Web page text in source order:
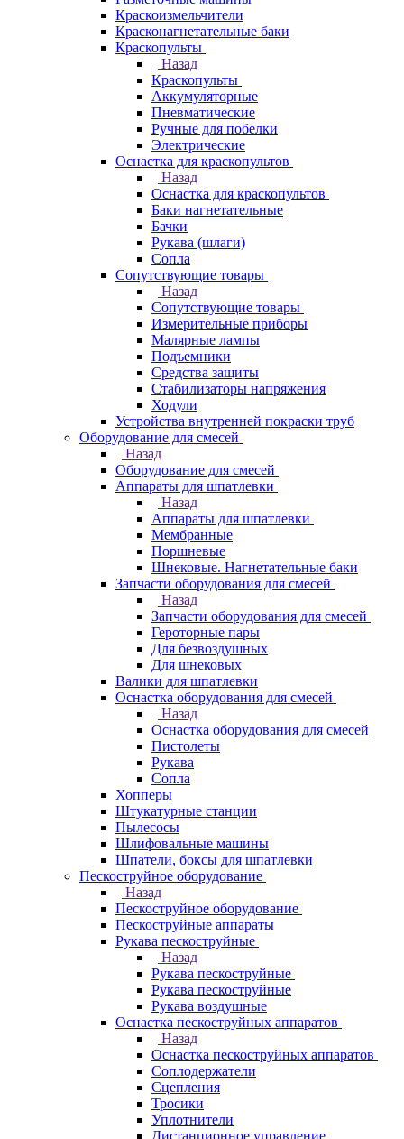
Краскоизмельчители
Красконагнетательные баки
Краскопульты
Назад
Краскопульты
Аккумуляторные
Пневматические
Ручные для побелки
Электрические
Оснастка для краскопультов
Назад
Оснастка для краскопультов
Баки нагнетательные
Бачки
Рукава (шлаги)
Сопла
Сопутствующие товары
Назад
Сопутствующие товары
Измерительные приборы
Малярные лампы
Подъемники
Средства защиты
Стабилизаторы напряжения
Ходули
Устройства внутренней покраски труб
Оборудование для смесей
Назад
Оборудование для смесей
Аппараты для шпатлевки
Назад
Аппараты для шпатлевки
Мембранные
Поршневые
Шнековые. Нагнетательные баки
Запчасти оборудования для смесей
Назад
Запчасти оборудования для смесей
Героторные пары
Для безвоздушных
Для шнековых
Валики для шпатлевки
Оснастка оборудования для смесей
Назад
Оснастка оборудования для смесей
Пистолеты
Рукава
Сопла
Хопперы
Штукатурные станции
Пылесосы
Шлифовальные машины
Шпатели, боксы для шпатлевки
Пескоструйное оборудование
Назад
Пескоструйное оборудование
Пескоструйные аппараты
Рукава пескоструйные
Назад
Рукава пескоструйные
Рукава пескоструйные
Рукава воздушные
Оснастка пескоструйных аппаратов
Назад
Оснастка пескоструйных аппаратов
Соплодержатели
Сцепления
Тросики
Уплотнители
Дистанционное управление